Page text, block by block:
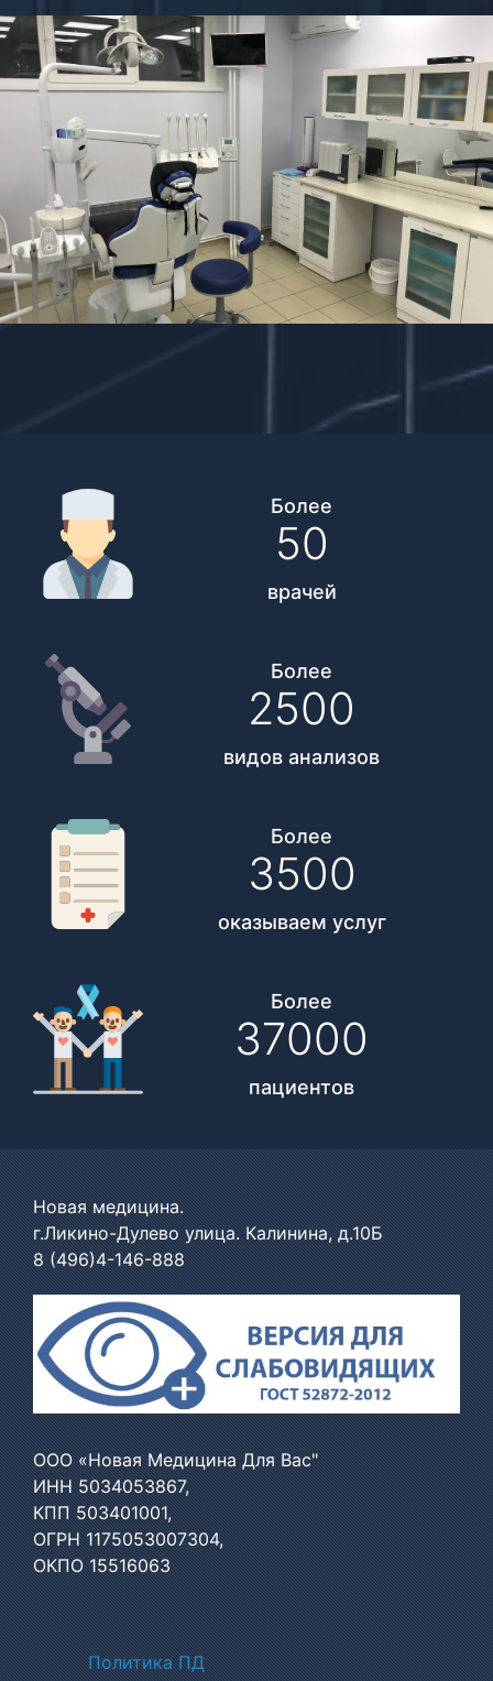
Более
50
врачей
Более
2500
видов анализов
Более
3500
оказываем услуг
Более
37000
пациентов
Новая медицина.
г.Ликино-Дулево улица. Калинина, д.10Б
8 (496)4-146-888
ООО «Новая Медицина Для Вас"
ИНН 5034053867,
КПП 503401001,
ОГРН 1175053007304,
ОКПО 15516063
Политики
Политика ПД